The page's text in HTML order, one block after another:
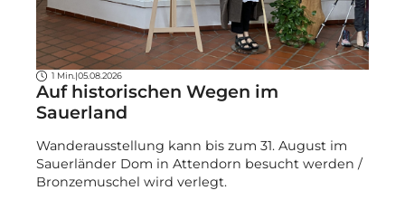
1 Min. |05.08.2026
Auf historischen Wegen im
Sauerland
Wanderausstellung kann bis zum 31. August im
Sauerländer Dom in Attendorn besucht werden /
Bronzemuschel wird verlegt.